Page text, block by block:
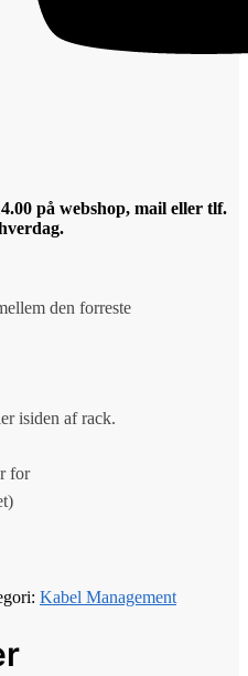
på webshop, mail eller tlf.
den forreste
isiden af rack.
for
Kabel Management